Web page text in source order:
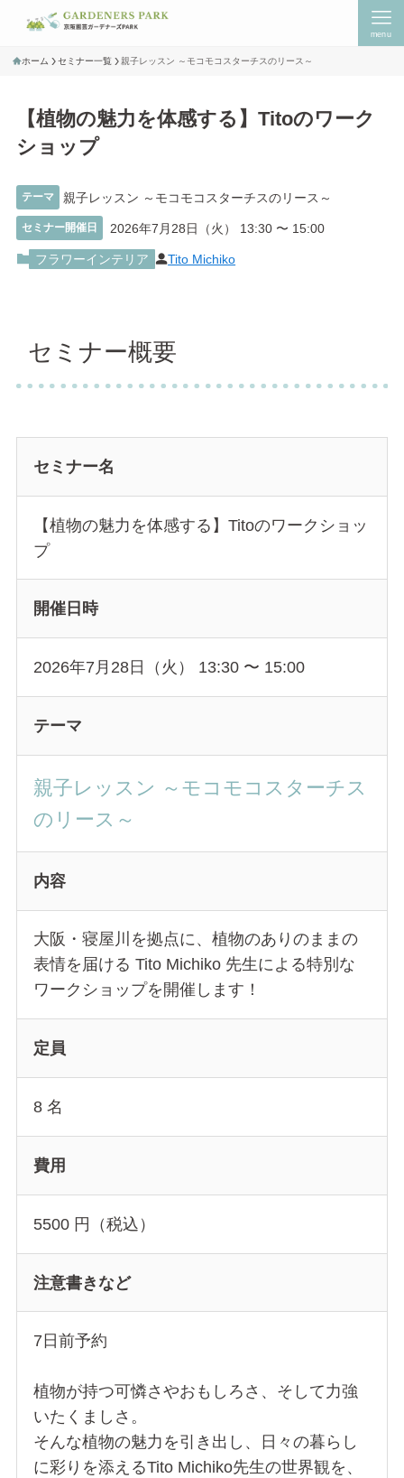
menu
ホーム セミナー一覧 親子レッスン ～モコモコスターチスのリース～
【植物の魅力を体感する】Titoのワーク
ショップ
テーマ 親子レッスン ～モコモコスターチスのリース～
セミナー開催日 2026年7月28日（火） 13:30 〜 15:00
フラワーインテリア Tito Michiko
セミナー概要
セミナー名
【植物の魅力を体感する】Titoのワークショッ
プ
開催日時
2026年7月28日（火） 13:30〜 15:00
テーマ
親子レッスン ～モコモコスターチス
のリース～
内容
大阪・寝屋川を拠点に、植物のありのままの
表情を届ける Tito Michiko 先生による特別な
ワークショップを開催します！
定員
8 名
費用
5500 円（税込）
注意書きなど
7日前予約
植物が持つ可憐さやおもしろさ、そして力強
いたくましさ。
そんな植物の魅力を引き出し、日々の暮らし
に彩りを添えるTito Michiko先生の世界観を、